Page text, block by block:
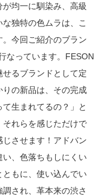
均一に馴染み、高級
独特の色ムラは、こ
今回ご紹介のブラン
なっています。FESON
るブランドとして定
の新品は、その完成
生まれてるの？」と
れらを感じただけで
させます！アドバン
い、色落ちもしにくい
もに、使い込んでい
され、革本来の渋さ